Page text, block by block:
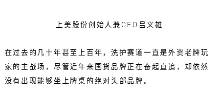
上美股份创始人兼CEO吕义雄
在过去的几十年甚至上百年，洗护赛道一直是外资老牌玩
家的主战场，尽管近年来国货品牌正在奋起直追，却依然
没有出现能够坐上牌桌的绝对头部品牌。